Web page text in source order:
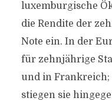
luxemburgische
die Rendite der
Note ein. In der
für zehnjährige
und in
stiegen sie